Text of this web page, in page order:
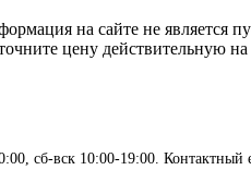
сб-вск 10:00-19:00.
на сайте не
цену действительную